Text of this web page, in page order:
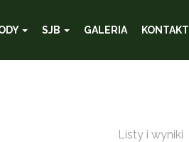
SJB GALERIA KONTAKT
Listy i wyniki